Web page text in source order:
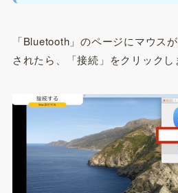
「Bluetooth」のページにマウス
されたら、「接続」をクリックし